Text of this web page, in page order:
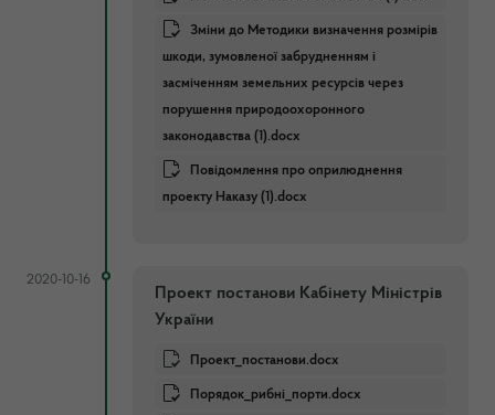
Зміни до Методики визначення розмірів
шкоди, зумовленої забрудненням і
засміченням земельних ресурсів через
порушення природоохоронного
законодавства (1).docx
Повідомлення про оприлюднення
проекту Наказу (1).docx
2020-10-16
Проект постанови Кабінету Міністрів
України
Проект_постанови.docx
Порядок_рибнi_порти.docx